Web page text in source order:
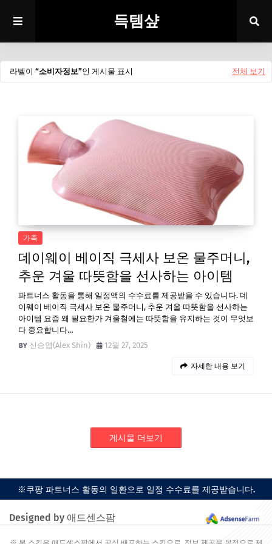
득템샾
라벨이 소비자정보 인 게시물 표시 전체 보기
가족
데이웨이 베이직 극세사 보온 물주머니,
추운 겨울 따뜻함을 선사하는 아이템
파트너스 활동을 통해 일정액의 수수료를 제공받을 수 있습니다. 데
이웨이 베이직 극세사 보온 물주머니, 추운 겨울 따뜻함을 선사하는
아이템 요즘 왜 필요한가 겨울철에는 따뜻함을 유지하는 것이 무엇보
다 중요합니다…
신승엽(Alex Shin)
12월 27, 2025
자세한 내용 보기
게시물 더보기
※쿠팡 파트너스 활동의 일환으로 일정 수수료를 제공받습니다.
Designed by 애드센스팜